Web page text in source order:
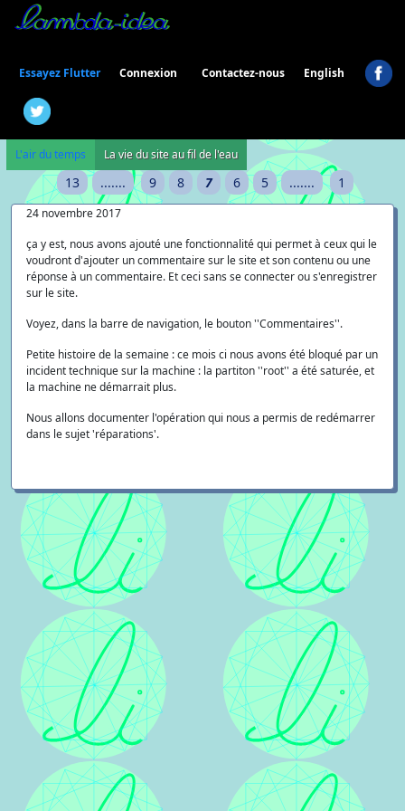
Essayez Flutter Connexion Contactez-nous English
L'air du temps La vie du site au fil de l'eau
13 ....... 9 8 7 6 5 ....... 1
24 novembre 2017
ça y est, nous avons ajouté une fonctionnalité qui permet à ceux qui le
voudront d'ajouter un commentaire sur le site et son contenu ou une
réponse à un commentaire. Et ceci sans se connecter ou s'enregistrer
sur le site.
Voyez, dans la barre de navigation, le bouton ''Commentaires''.
Petite histoire de la semaine : ce mois ci nous avons été bloqué par un
incident technique sur la machine : la partiton ''root'' a été saturée, et
la machine ne démarrait plus.
Nous allons documenter l'opération qui nous a permis de redémarrer
dans le sujet 'réparations'.